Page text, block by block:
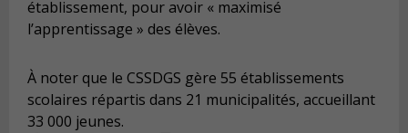
établissement, pour avoir « maximisé
l’apprentissage » des élèves.
À noter que le CSSDGS gère 55 établissements
scolaires répartis dans 21 municipalités, accueillant
33 000 jeunes.